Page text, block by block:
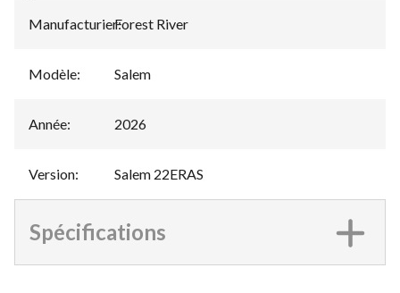
Manufacturier:
Forest River
Modèle: Salem
Année: 2026
Version: Salem 22ERAS
Spécifications